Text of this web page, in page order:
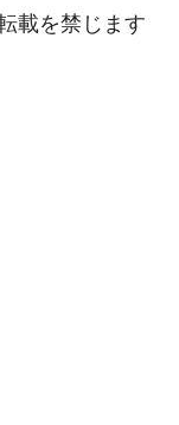
載を禁じます